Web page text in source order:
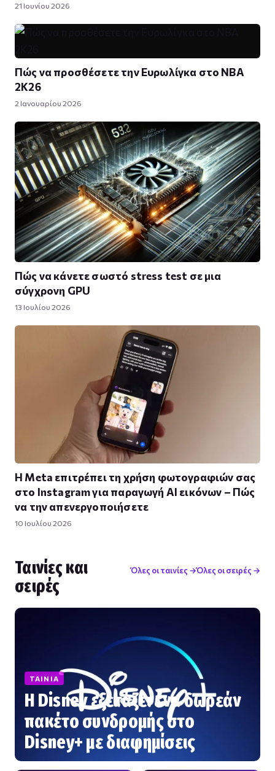
21 Ιουνίου 2026
Πώς να προσθέσετε την Ευρωλίγκα στο NBA
2K26
2 Ιανουαρίου 2026
Πώς να κάνετε σωστό stress test σε μια
σύγχρονη GPU
13 Ιουλίου 2026
Η Meta επιτρέπει τη χρήση φωτογραφιών σας
στο Instagram για παραγωγή AI εικόνων – Πώς
να την απενεργοποιήσετε
10 Ιουλίου 2026
Ταινίες και
σειρές
Όλες οι ταινίες →Όλες οι σειρές →
ΤΑΙΝΊΑ
Η Disney εξετάζει ένα δωρεάν
πακέτο συνδρομής στο
Disney+ με διαφημίσεις